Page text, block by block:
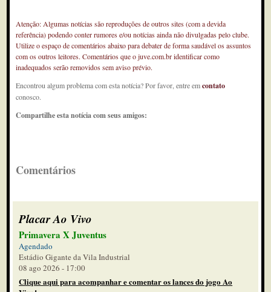
Atenção: Algumas notícias são reproduções de outros sites (com a devida
referência) podendo conter rumores e/ou notícias ainda não divulgadas pelo clube.
Utilize o espaço de comentários abaixo para debater de forma saudável os assuntos
com os outros leitores. Comentários que o juve.com.br identificar como
inadequados serão removidos sem aviso prévio.
Encontrou algum problema com esta notícia? Por favor, entre emcontato
conosco.
Compartilhe esta notícia com seus amigos:
Comentários
Placar Ao Vivo
Primavera X Juventus
Agendado
Estádio Gigante da Vila Industrial
08 ago 2026 - 17:00
Clique aqui para acompanhar e comentar os lances do jogo Ao